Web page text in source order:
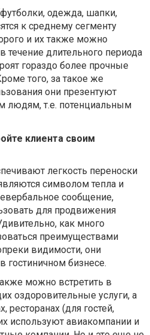
одежда, шапки,
к среднему сегменту
и их также можно
течение длительного периода
гораздо более прочные
того, за такое же
они презентуют
людям, т.е. потенциальным
клиента своим
легкость переноски
символом тепла и
сообщение,
для продвижения
как много
преимуществами
видимости, они
гостиничном бизнесе.
можно встретить в
оздоровительные услуги, а
ресторанах (для гостей,
используют авиакомпании и